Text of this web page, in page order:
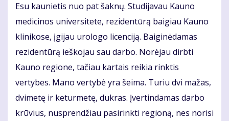
Esu kaunietis nuo pat šaknų. Studijavau Kauno
medicinos universitete, rezidentūrą baigiau Kauno
klinikose, įgijau urologo licenciją. Baiginėdamas
rezidentūrą ieškojau sau darbo. Norėjau dirbti
Kauno regione, tačiau kartais reikia rinktis
vertybes. Mano vertybė yra šeima. Turiu dvi mažas,
dvimetę ir keturmetę, dukras. Įvertindamas darbo
krūvius, nusprendžiau pasirinkti regioną, nes norisi